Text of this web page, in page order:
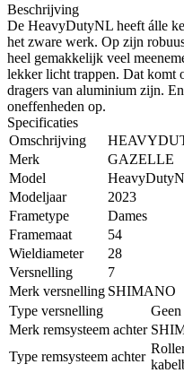
Beschrijving
De HeavyDutyNL heeft álle
het zware werk. Op zijn
heel gemakkelijk veel
lekker licht trappen. Dat komt
dragers van aluminium zijn.
oneffenheden op.
Specificaties
Omschrijving
Merk
GAZELLE
Model
Modeljaar
2023
Frametype
Dames
Framemaat
54
Wieldiameter
28
Versnelling
7
Merk versnelling SHIMANO
Type versnelling
Merk remsysteem achter
Type remsysteem achter